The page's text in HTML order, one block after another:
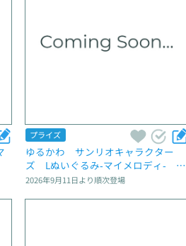
プライズ
ゆるかわ　サンリオキャラクター
ズ　Lぬいぐるみ‐マイメロディ‐　Lu
na et Sol
2026年9月11日より順次登場